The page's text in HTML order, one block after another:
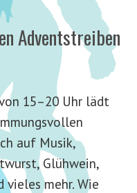
Adventstreiben
15–20 Uhr lädt
auf Musik,
Glühwein,
vieles mehr. Wie